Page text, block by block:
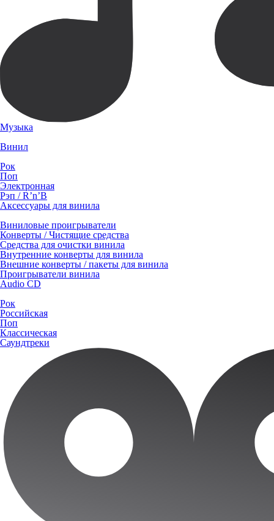
Музыка
Винил
Рок
Поп
Электронная
Рэп / R’n’B
Аксессуары для винила
Виниловые проигрыватели
Конверты / Чистящие средства
Средства для очистки винила
Внутренние конверты для винила
Внешние конверты / пакеты для винила
Проигрыватели винила
Audio CD
Рок
Российская
Поп
Классическая
Саундтреки